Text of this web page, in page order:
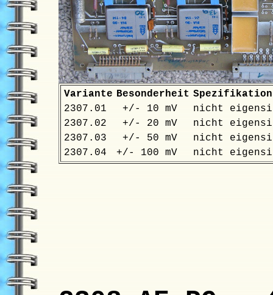
Variante Besonderheit Spezifikation
2307.01
+/- 10 mV
nicht
2307.02
+/- 20 mV
nicht
2307.03
+/- 50 mV
nicht
2307.04
+/- 100 mV nicht